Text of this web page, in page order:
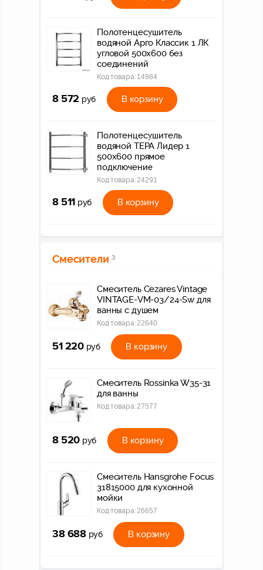
Полотенцесушитель
водяной Арго Классик 1 ЛК
угловой 500х600 без
соединений
Код товара: 14984
8 572 руб В корзину
Полотенцесушитель
водяной ТЕРА Лидер 1
500х600 прямое
подключение
Код товара:24291
8 511 руб В корзину
Смесители 3
Смеситель Cezares Vintage
VINTAGE-VM-03/24-Sw для
ванны с душем
Код товара:22640
51 220 руб В корзину
Смеситель Rossinka W35-31
для ванны
Код товара:27577
8 520 руб В корзину
Смеситель Hansgrohe Focus
31815000 для кухонной
мойки
Код товара:26657
38 688 руб В корзину